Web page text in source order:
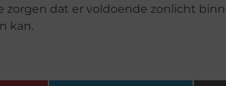
dat er voldoende zonlicht
kan.